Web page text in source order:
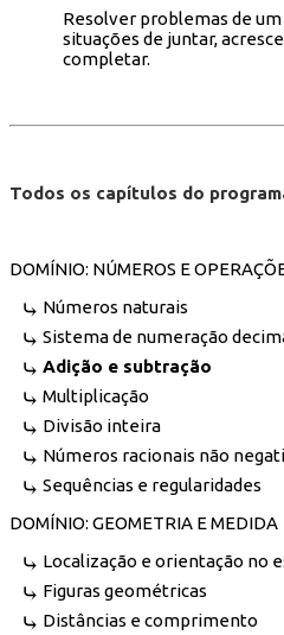
Resolver problemas de
situações de juntar,
completar.
Todos os capítulos do
DOMÍNIO: NÚMEROS E
Números naturais
Sistema de numeração
Adição e subtração
Multiplicação
Divisão inteira
Números racionais não
Sequências e regularidades
DOMÍNIO: GEOMETRIA E MEDIDA
Localização e orientação no
Figuras geométricas
Distâncias e comprimento